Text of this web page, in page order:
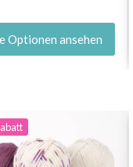
Optionen ansehen